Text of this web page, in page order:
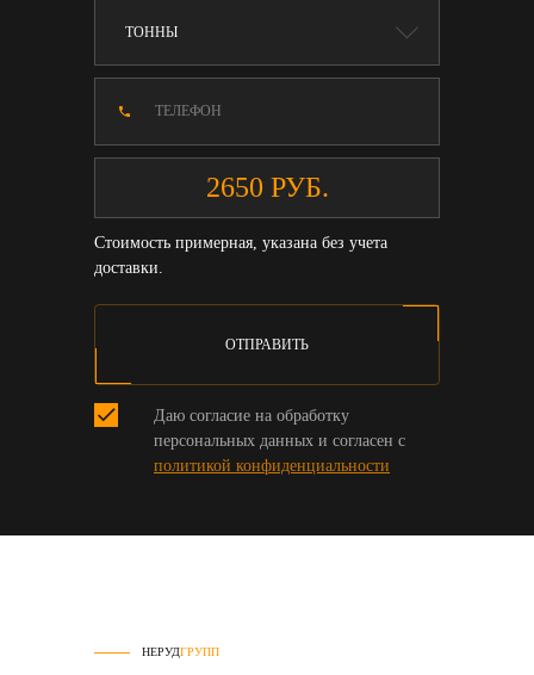
Стоимость примерная, указана без учета
доставки.
ОТПРАВИТЬ
Даю согласие на обработку
персональных данных и согласен с
политикой конфиденциальности
НЕРУДГРУПП